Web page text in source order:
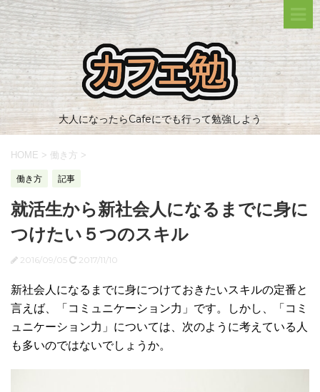
大人になったらCafeにでも行って勉強しよう
HOME > 働き方 >
働き方 記事
就活生から新社会人になるまでに身に
つけたい５つのスキル
2016/09/05 2017/11/10
新社会人になるまでに身につけておきたいスキルの定番と
言えば、「コミュニケーション力」です。しかし、「コミ
ュニケーション力」については、次のように考えている人
も多いのではないでしょうか。